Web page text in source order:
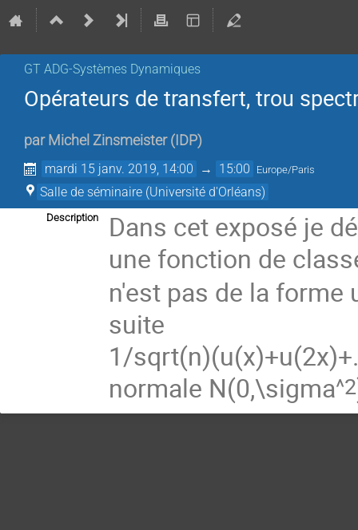
GT ADG-Systèmes Dynamiques
Opérateurs de transfert, trou
par Michel Zinsmeister ( IDP)
mardi 15 janv. 2019, 14:00 → 15:00 Europe/Paris
Salle de séminaire (Université d'Orléans)
Description
Dans cet exposé je
une fonction de
n'est pas de la forme
suite
1/
normale N(0,\sigma^2